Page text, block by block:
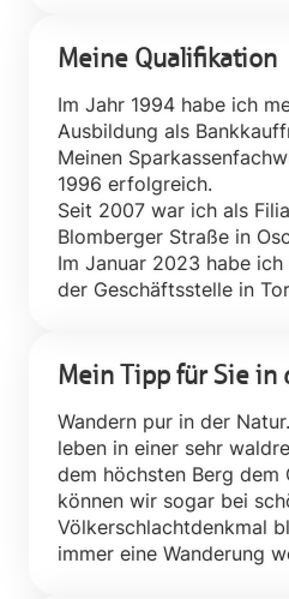
Meine Qualifikation
Im Jahr 1994 habe ich
Ausbildung als
Meinen
1996 erfolgreich.
Seit 2007 war ich als
Blomberger Straße in
Im Januar 2023 habe
Mein Tipp für Sie in
Wandern pur in der
leben in einer sehr
dem höchsten Berg dem
können wir sogar bei
Völkerschlachtdenkmal
immer eine Wanderung